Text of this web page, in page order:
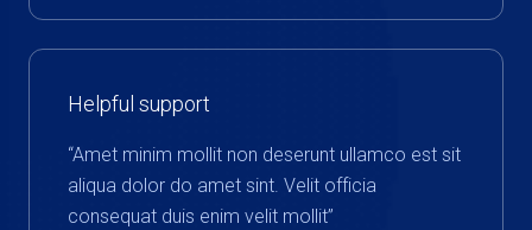
Helpful support
“Amet minim mollit non deserunt ullamco est sit
aliqua dolor do amet sint. Velit officia
consequat duis enim velit mollit”